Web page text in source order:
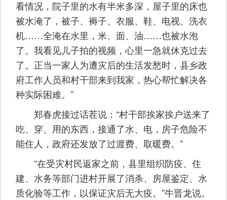
看情况，院子里的水有半米多深，屋子里的床也
被水淹了，被子、褥子、衣服、鞋、电视、洗衣
机……全淹在水里，米、面、油……也被水泡
了。我看见儿子拍的视频，心里一急就休克过去
了。正当一家人为遭灾后的生活发愁时，县乡政
府工作人员和村干部来到我家，热心帮忙解决各
种实际困难。”
郑春虎接过话茬说：“村干部挨家挨户送来了
吃、穿、用的东西，接通了水、电，房子危险不
能住人，政府还发放了过渡费、取暖费。”
“在受灾村民返家之前，县里组织防疫、住
建、水务等部门进村开展了消杀、房屋鉴定、水
质化验等工作，以保证灾后无大疫。”牛晋龙说。